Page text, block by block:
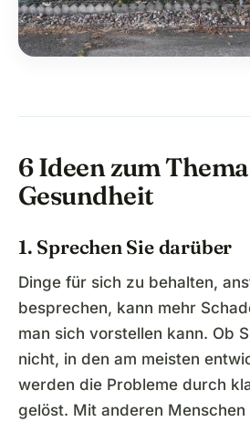
6 Ideen zum
Gesundheit
1. Sprechen Sie darüber
Dinge für sich zu behalten,
besprechen, kann mehr
man sich vorstellen kann. Ob
nicht, in den am meisten
werden die Probleme durch
gelöst. Mit anderen